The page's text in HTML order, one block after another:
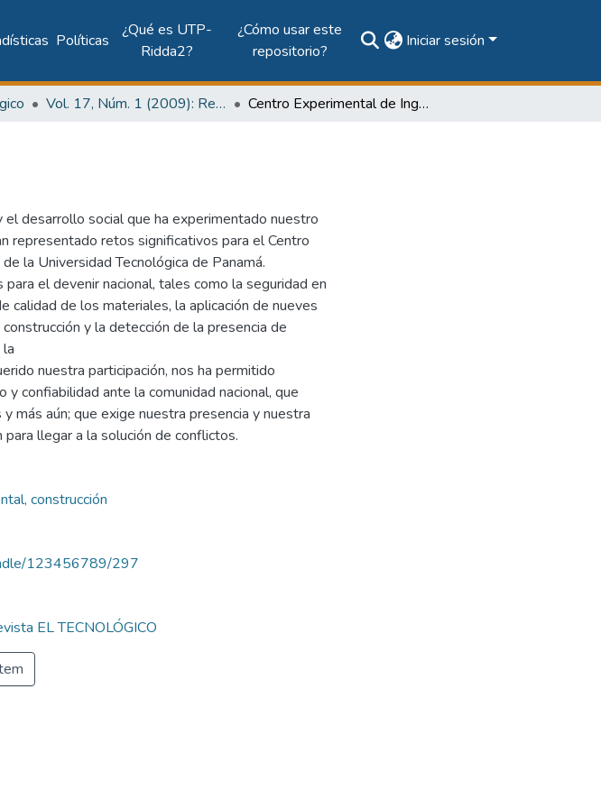
Políticas
¿Qué es UTP-
Ridda2?
¿Cómo usar este
repositorio?
Iniciar sesión
Vol. 17, Núm. 1 (2009): Revista EL TECNOLÓGICO Centro Experimental de Ingeniería
el desarrollo social que ha experimentado nuestro
representado retos significativos para el Centro
la Universidad Tecnológica de Panamá.
el devenir nacional, tales como la seguridad en
calidad de los materiales, la aplicación de nueves
y la detección de la presencia de
nuestra participación, nos ha permitido
confiabilidad ante la comunidad nacional, que
más aún; que exige nuestra presencia y nuestra
para llegar a la solución de conflictos.
construcción
123456789/297
EL TECNOLÓGICO